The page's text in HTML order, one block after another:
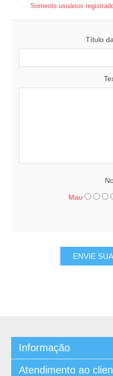
Somente usuários
Título
Mau
Informação
Atendimento ao